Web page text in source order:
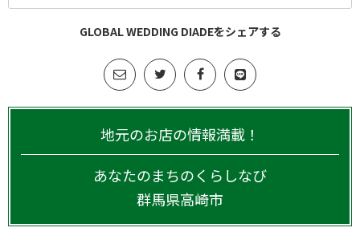
GLOBAL WEDDING DIADEをシェアする
地元のお店の情報満載！
あなたのまちのくらしなび
群馬県高崎市